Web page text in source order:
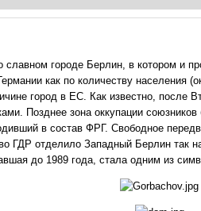
городе Берлин, в котором и
как по количеству населения
город в ЕС. Как известно, после
Позднее зона оккупации
в состав ФРГ. Свободное
ГДР отделило Западный Берлин так
до 1989 года, стала одним из